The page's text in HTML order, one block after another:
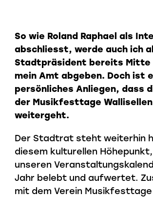
So wie Roland Raphael als
abschliesst, werde auch ich
Stadtpräsident bereits Mitte
mein Amt abgeben. Doch ist
persönliches Anliegen, dass
der Musikfesttage Wallisellen
weitergeht.
Der Stadtrat steht weiterhin
diesem kulturellen
unseren
Jahr belebt und aufwertet.
mit dem Verein Musikfesttage